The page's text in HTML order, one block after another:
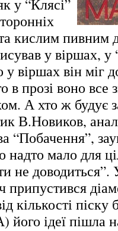
у “Клясі”
та кислим
у віршах, у
віршах він міг
в прозі воно все
А хто ж будує
В.Новиков,
“Побачення”,
надто мало для
не доводиться”.
кількості піску
його ідеї пішла